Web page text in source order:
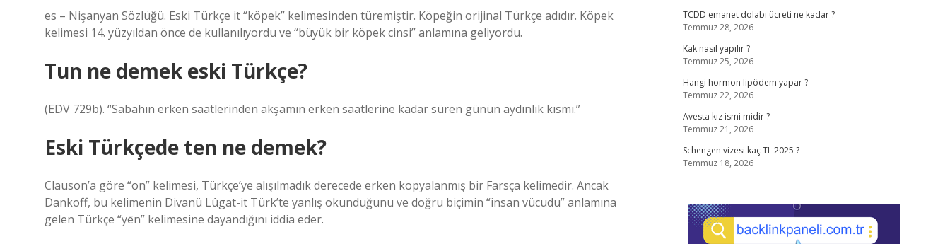
es – Nişanyan Sözlüğü. Eski Türkçe it “köpek” kelimesinden türemiştir. Köpeğin orijinal Türkçe adıdır. Köpek
kelimesi 14. yüzyıldan önce de kullanılıyordu ve “büyük bir köpek cinsi” anlamına geliyordu.
Tun ne demek eski Türkçe?
(EDV 729b). “Sabahın erken saatlerinden akşamın erken saatlerine kadar süren günün aydınlık kısmı.”
Eski Türkçede ten ne demek?
Clauson’a göre “on” kelimesi, Türkçe’ye alışılmadık derecede erken kopyalanmış bir Farsça kelimedir. Ancak
Dankoff, bu kelimenin Divanü Lûgat-it Türk’te yanlış okunduğunu ve doğru biçimin “insan vücudu” anlamına
gelen Türkçe “yēn” kelimesine dayandığını iddia eder.
TCDD emanet dolabı ücreti ne kadar ?
Temmuz 28, 2026
Kak nasıl yapılır ?
Temmuz 25, 2026
Hangi hormon lipödem yapar ?
Temmuz 22, 2026
Avesta kız ismi midir ?
Temmuz 21, 2026
Schengen vizesi kaç TL 2025 ?
Temmuz 18, 2026